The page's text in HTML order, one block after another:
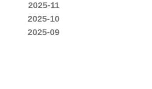
2025-11
2025-10
2025-09